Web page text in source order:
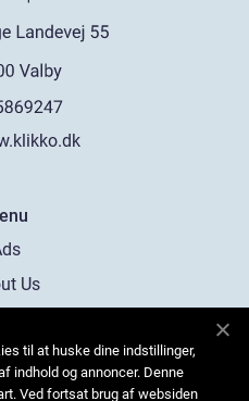
Us
til at huske dine indstillinger,
indhold og annoncer. Denne
Ved fortsat brug af websiden